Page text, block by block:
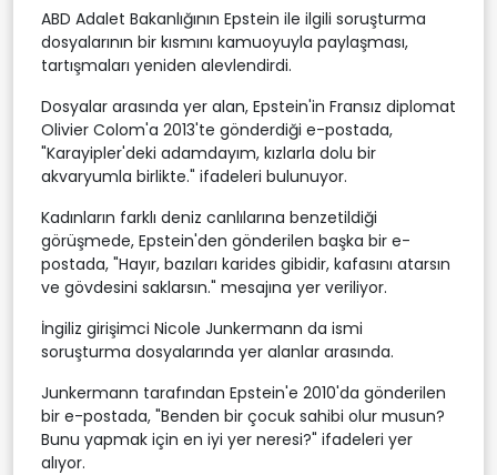
ABD Adalet Bakanlığının Epstein ile ilgili soruşturma
dosyalarının bir kısmını kamuoyuyla paylaşması,
tartışmaları yeniden alevlendirdi.
Dosyalar arasında yer alan, Epstein'in Fransız diplomat
Olivier Colom'a 2013'te gönderdiği e-postada,
"Karayipler'deki adamdayım, kızlarla dolu bir
akvaryumla birlikte." ifadeleri bulunuyor.
Kadınların farklı deniz canlılarına benzetildiği
görüşmede, Epstein'den gönderilen başka bir e-
postada, "Hayır, bazıları karides gibidir, kafasını atarsın
ve gövdesini saklarsın." mesajına yer veriliyor.
İngiliz girişimci Nicole Junkermann da ismi
soruşturma dosyalarında yer alanlar arasında.
Junkermann tarafından Epstein'e 2010'da gönderilen
bir e-postada, "Benden bir çocuk sahibi olur musun?
Bunu yapmak için en iyi yer neresi?" ifadeleri yer
alıyor.